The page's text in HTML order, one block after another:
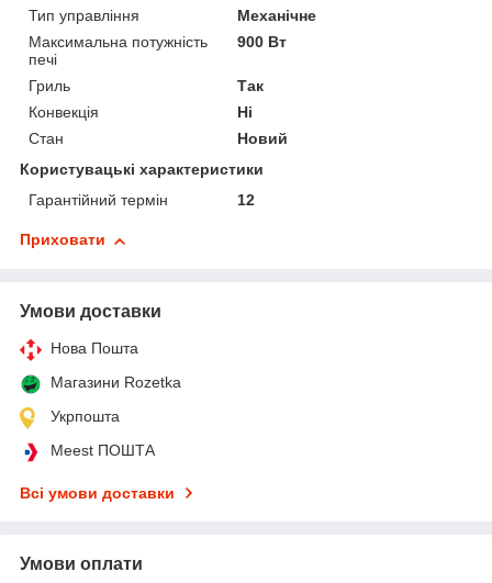
Тип управління
Механічне
Максимальна потужність
печі
900 Вт
Гриль
Так
Конвекція
Ні
Стан
Новий
Користувацькi характеристики
Гарантійний термін
12
Приховати
Умови доставки
Нова Пошта
Магазини Rozetka
Укрпошта
Meest ПОШТА
Всі умови доставки
Умови оплати